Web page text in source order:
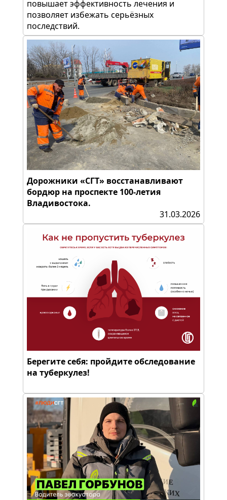
повышает эффективность лечения и
позволяет избежать серьёзных
последствий.
Дорожники «СГТ» восстанавливают
бордюр на проспекте 100-летия
Владивостока.
31.03.2026
Берегите себя: пройдите обследование
на туберкулез!